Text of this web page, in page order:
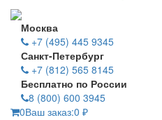
Москва
+7 (495) 445 9345
Санкт-Петербург
+7 (812) 565 8145
Бесплатно по России
8 (800) 600 3945
0Ваш заказ:0 ₽